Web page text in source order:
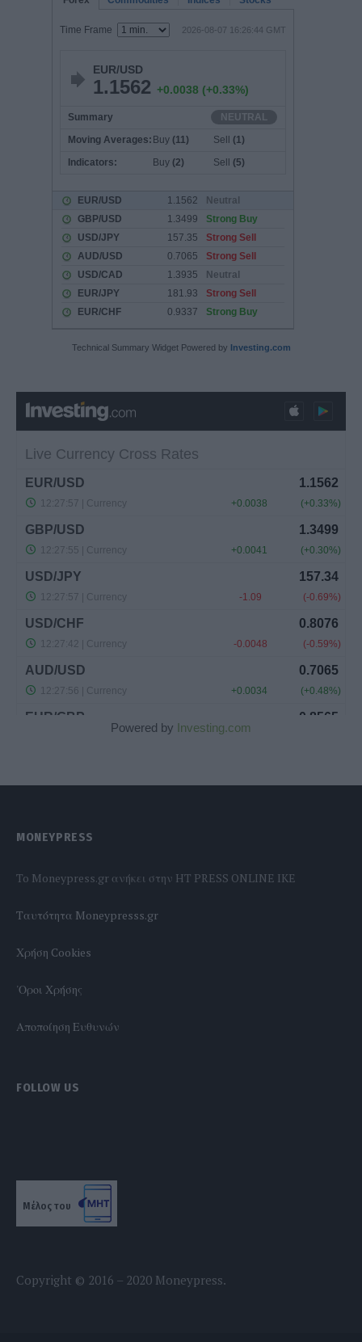
Technical Summary Widget Powered by Investing.com
Powered by Investing.com
MONEYPRESS
To Moneypress.gr ανήκει στην HT PRESS ONLINE IKE
Tαυτότητα Moneypresss.gr
Χρήση Cookies
'Οροι Χρήσης
Αποποίηση Ευθυνών
FOLLOW US
Μέλος του
Copyright © 2016 – 2020 Moneypress.